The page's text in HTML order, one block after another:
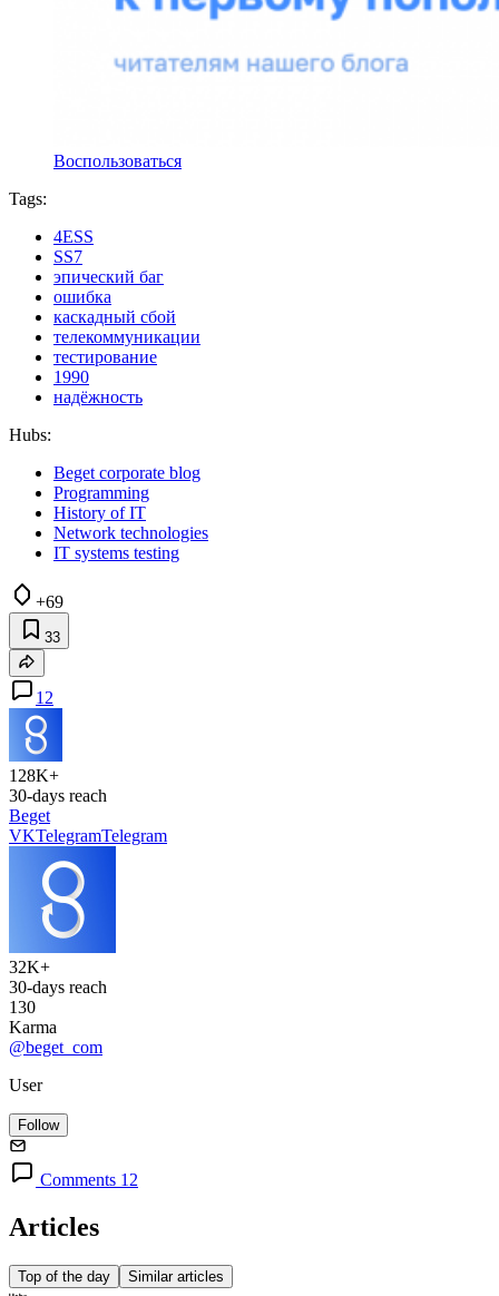
Воспользоваться
Tags:
4ESS
SS7
эпический баг
ошибка
каскадный сбой
телекоммуникации
тестирование
1990
надёжность
Hubs:
Beget corporate blog
Programming
History of IT
Network technologies
IT systems testing
+69
33
12
128K+
30-days reach
Beget
VKTelegramTelegram
32K+
30-days reach
130
Karma
@beget_com
User
Follow
Comments 12
Articles
Top of the day Similar articles